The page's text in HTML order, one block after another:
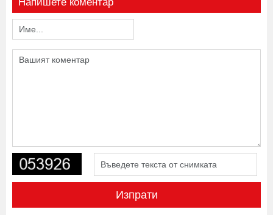
Изпрати